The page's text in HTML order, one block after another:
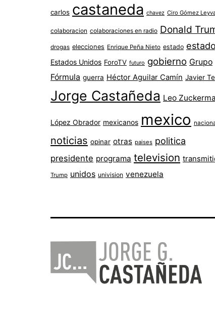
carlos castaneda chavez Ciro Gómez
colaboracion colaboraciones en radio Donald
drogas elecciones Enrique Peña Nieto estado
Estados Unidos ForoTV futuro gobierno Grupo
Fórmula guerra Héctor Aguilar Camín Javier
Jorge Castañeda Leo
López Obrador mexicanos mexico
noticias opinar otras paises politica
presidente programa television
Trump unidos univision venezuela